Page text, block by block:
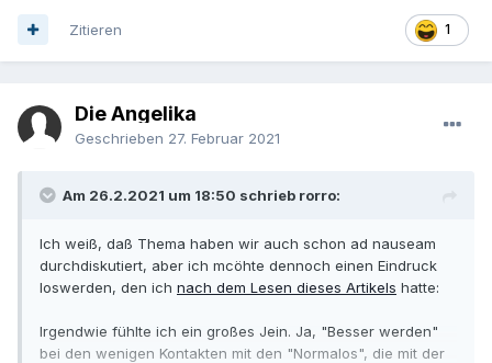
1
Zitieren
Die Angelika
Geschrieben 27. Februar 2021
Am 26.2.2021 um 18:50 schrieb rorro:
Ich weiß, daß Thema haben wir auch schon ad nauseam
durchdiskutiert, aber ich mcöhte dennoch einen Eindruck
loswerden, den ich nach dem Lesen dieses Artikels hatte:
Irgendwie fühlte ich ein großes Jein. Ja, "Besser werden"
bei den wenigen Kontakten mit den "Normalos", die mit der